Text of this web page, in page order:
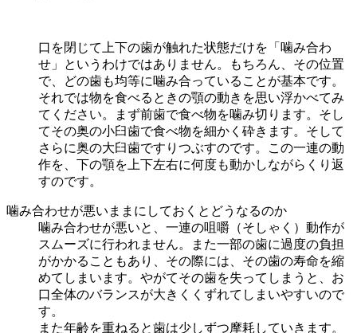
口を閉じて上下の歯が触れた状態だけを「噛み合わ
せ」というわけではありません。もちろん、その位置
で、どの歯も均等に噛み合っていることが基本です。
それでは物を食べるときの顎の動きを思い浮かべてみ
てください。まず前歯で食べ物を噛み切ります。そし
てその奥の小臼歯で食べ物を細かく砕きます。そして
さらに奥の大臼歯ですりつぶすのです。この一連の動
作を、下の顎を上下左右に何度も動かしながらくり返
すのです。
噛み合わせが悪いままにしておくとどうなるのか
噛み合わせが悪いと、一連の咀嚼（そしゃく）動作が
スムーズに行われません。また一部の歯に過度の負担
がかかることもあり、その際には、その歯の寿命を縮
めてしまいます。やがてその歯を失ってしまうと、お
口全体のバランスが大きくくずれてしまいやすいので
す。
また年齢を重ねると歯は少しずつ摩耗していきます。